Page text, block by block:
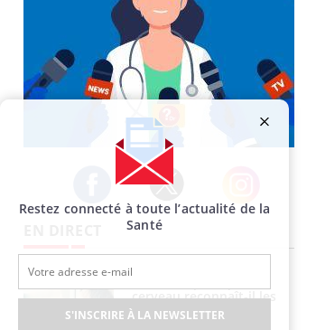
Facebook Twitter Instagram
cerveau reconnaît-il les
visages autrement ?
Restez connecté à toute l’actualité de la
Santé
S'INSCRIRE À LA NEWSLETTER